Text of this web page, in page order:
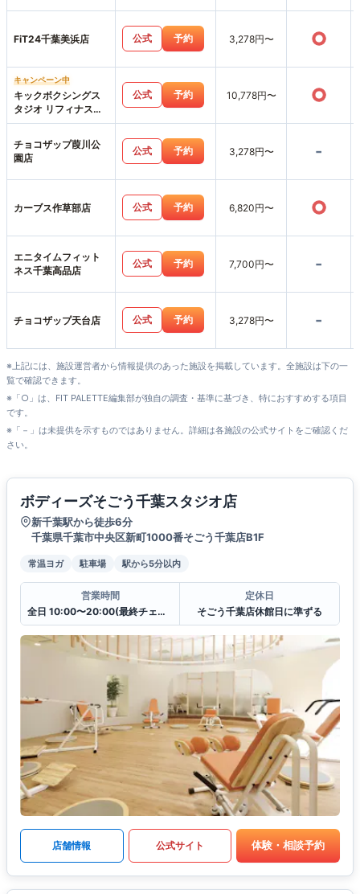
FiT24千葉美浜店 公式 予約 3,278円〜 ○
キャンペーン中
キックボクシングス
タジオ リフィナス千
葉店
公式 予約 10,778円〜 ○
チョコザップ葭川公
園店
公式 予約 3,278円〜 -
カーブス作草部店 公式 予約 6,820円〜 ○
エニタイムフィット
ネス千葉高品店
公式 予約 7,700円〜 -
チョコザップ天台店 公式 予約 3,278円〜 -
※上記には、施設運営者から情報提供のあった施設を掲載しています。全施設は下の一
覧で確認できます。
※「○」は、FIT PALETTE編集部が独自の調査・基準に基づき、特におすすめする項目
です。
※「－」は未提供を示すものではありません。詳細は各施設の公式サイトをご確認くだ
さい。
ボディーズそごう千葉スタジオ店
新千葉駅から徒歩6分
千葉県千葉市中央区新町1000番そごう千葉店B1F
常温ヨガ 駐車場 駅から5分以内
営業時間
全日 10:00〜20:00(最終チェックイン19:30)
定休日
そごう千葉店休館日に準ずる
店舗情報 公式サイト 体験・相談予約